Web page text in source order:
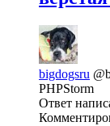
bigdogsru
PHPStorm
Ответ